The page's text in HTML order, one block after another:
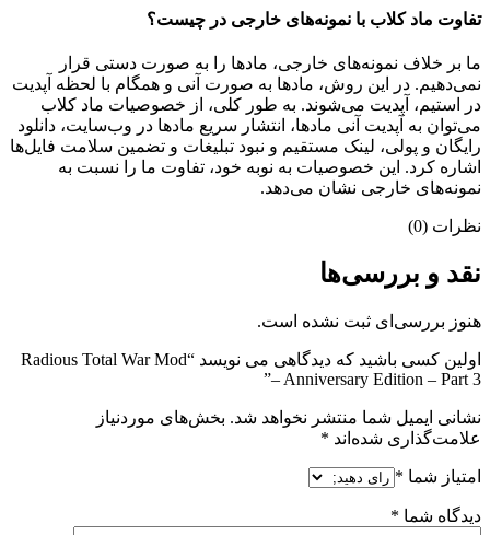
تفاوت ماد کلاب با نمونه‌های خارجی در چیست؟
ما بر خلاف نمونه‌های خارجی، مادها را به صورت دستی قرار
نمی‌دهیم. در این روش، مادها به صورت آنی و همگام با لحظه آپدیت
در استیم، آپدیت می‌شوند. به طور کلی، از خصوصیات ماد کلاب
می‌‌توان به آپدیت آنی مادها، انتشار سریع مادها در وب‌سایت، دانلود
رایگان و پولی، لینک مستقیم و نبود تبلیغات و تضمین سلامت فایل‌ها
اشاره کرد. این خصوصیات به نوبه خود، تفاوت ما را نسبت به
نمونه‌های خارجی نشان می‌دهد.
نظرات (0)
نقد و بررسی‌ها
هنوز بررسی‌ای ثبت نشده است.
اولین کسی باشید که دیدگاهی می نویسد “Radious Total War Mod
– Anniversary Edition – Part 3”
نشانی ایمیل شما منتشر نخواهد شد. بخش‌های موردنیاز
علامت‌گذاری شده‌اند *
امتیاز شما *
دیدگاه شما *